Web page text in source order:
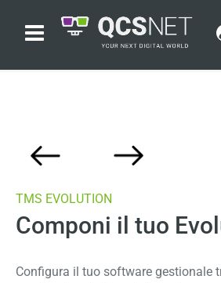
Open menu
TMS EVOLUTION
Componi il tuo
Configura il tuo software gestionale